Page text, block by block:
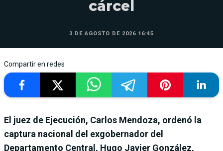
cárcel
3 DE AGOSTO DE 2026 16:45
Compartir en redes
El juez de Ejecución, Carlos Mendoza, ordenó la
captura nacional del exgobernador del
Departamento Central, Hugo Javier González,